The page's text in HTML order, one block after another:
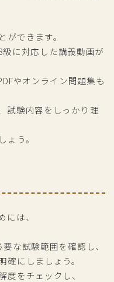
できます。
に対応した講義動画が
やオンライン問題集も
試験内容をしっかり理
う。
は、
な試験範囲を確認し、
確にしましょう。
度をチェックし、